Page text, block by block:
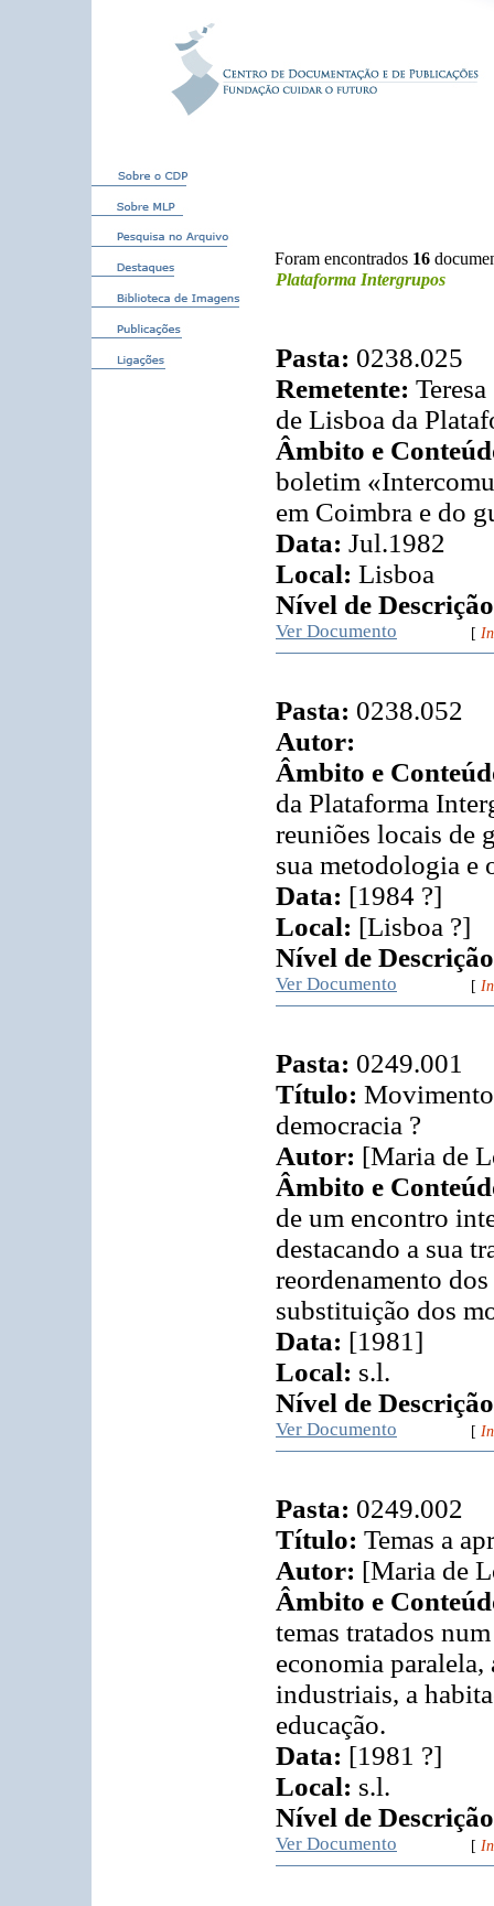
Foram encontrados 16
Plataforma Intergrupos
Pasta: 0238.025
Remetente:
de Lisboa da
Âmbito e
boletim
em Coimbra e do
Data: Jul.1982
Local: Lisboa
Nível de
Ver Documento [
Pasta: 0238.052
Autor:
Âmbito e
da Plataforma
reuniões locais de
sua metodologia e
Data: [1984 ?]
Local: [Lisboa ?]
Nível de
Ver Documento [
Pasta: 0249.001
Título:
democracia ?
Autor: [Maria de
Âmbito e
de um encontro
destacando a sua
reordenamento
substituição dos
Data: [1981]
Local: s.l.
Nível de
Ver Documento [
Pasta: 0249.002
Título: Temas a
Autor: [Maria de
Âmbito e
temas tratados
economia
industriais, a
educação.
Data: [1981 ?]
Local: s.l.
Nível de
Ver Documento [